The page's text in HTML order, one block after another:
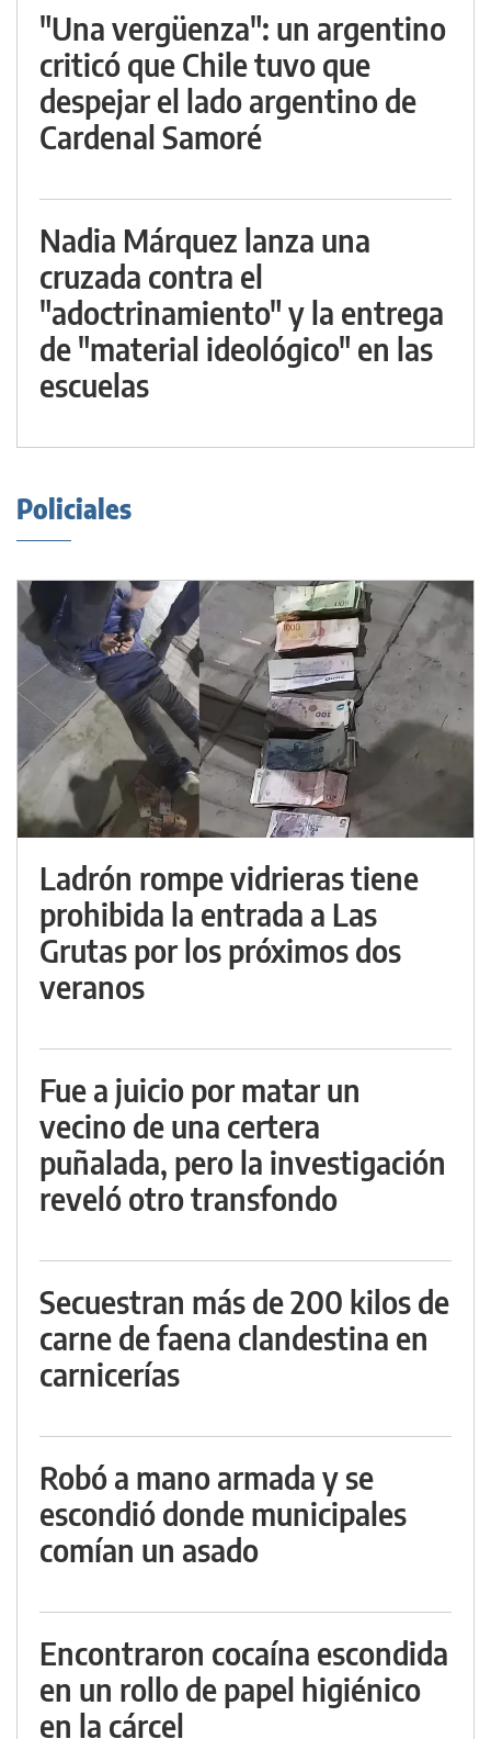
"Una vergüenza": un argentino
criticó que Chile tuvo que
despejar el lado argentino de
Cardenal Samoré
Nadia Márquez lanza una
cruzada contra el
"adoctrinamiento" y la entrega
de "material ideológico" en las
escuelas
Policiales
Ladrón rompe vidrieras tiene
prohibida la entrada a Las
Grutas por los próximos dos
veranos
Fue a juicio por matar un
vecino de una certera
puñalada, pero la investigación
reveló otro transfondo
Secuestran más de 200 kilos de
carne de faena clandestina en
carnicerías
Robó a mano armada y se
escondió donde municipales
comían un asado
Encontraron cocaína escondida
en un rollo de papel higiénico
en la cárcel